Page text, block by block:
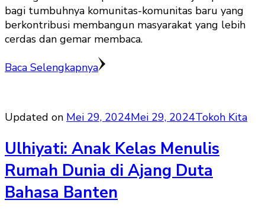
bagi tumbuhnya komunitas-komunitas baru yang
berkontribusi membangun masyarakat yang lebih
cerdas dan gemar membaca.
Baca Selengkapnya
Updated on Mei 29, 2024Mei 29, 2024Tokoh Kita
Ulhiyati: Anak Kelas Menulis
Rumah Dunia di Ajang Duta
Bahasa Banten